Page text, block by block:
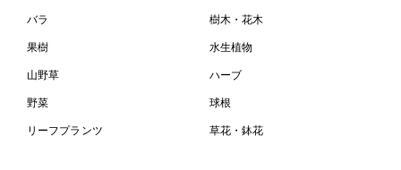
バラ 樹木・花木
果樹 水生植物
山野草 ハーブ
野菜 球根
リーフプランツ 草花・鉢花